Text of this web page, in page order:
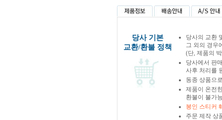
당사 기본
교환/환불 정책
당사의 교환
그 외의 경우
(단, 제품의
당사에서 판
사후 처리를
동종 상품으
제품이 온전
환불이 불가
봉인 스티커
주문 제작 상